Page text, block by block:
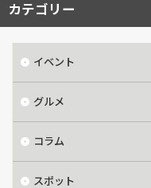
カテゴリー
イベント
グルメ
コラム
スポット